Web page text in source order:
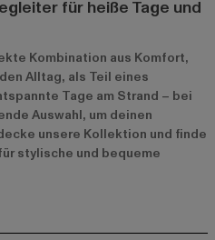
für heiße Tage und
Kombination aus Komfort,
Alltag, als Teil eines
Tage am Strand – bei
Auswahl, um deinen
unsere Kollektion und finde
stylische und bequeme